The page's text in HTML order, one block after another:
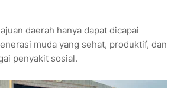
daerah hanya dapat dicapai
muda yang sehat, produktif, dan
penyakit sosial.